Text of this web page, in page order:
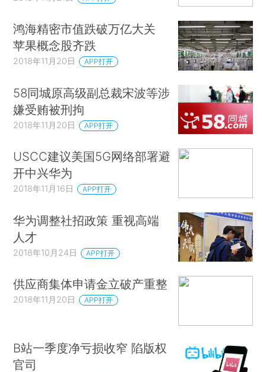
鸿海精密市值跌破万亿大关
苹果概念股齐跌
2018年11月20日 APP打开
58同城原高级副总裁宋波等涉
嫌受贿被刑拘
2018年11月20日 APP打开
USCC建议美国5G网络部署避
开中兴华为
2018年11月16日 APP打开
华为调整社招政策 重视高端
人才
2018年10月24日 APP打开
供应商集体申请金立破产重整
2018年11月20日 APP打开
B站一季度净亏损收窄 陷版权
官司